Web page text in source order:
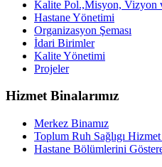
Kalite Pol.,Misyon, Vizyon
Hastane Yönetimi
Organizasyon Şeması
İdari Birimler
Kalite Yönetimi
Projeler
Hizmet Binalarımız
Merkez Binamız
Toplum Ruh Sağlıgı Hizmet
Hastane Bölümlerini